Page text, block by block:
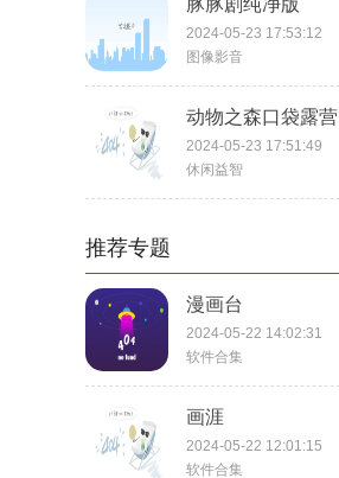
豚豚剧纯净版
2024-05-23 17:53:12
图像影音
动物之森口袋露营
2024-05-23 17:51:49
休闲益智
推荐专题
漫画台
2024-05-22 14:02:31
软件合集
画涯
2024-05-22 12:01:15
软件合集